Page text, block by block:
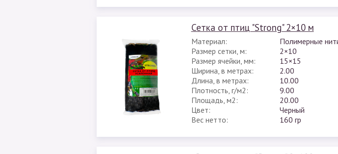
Сетка от птиц "Strong" 2×10 м
Материал:
Полимерные
Размер сетки, м:
2×10
Размер ячейки, мм:
15×15
Ширина, в метрах:
2.00
Длина, в метрах:
10.00
Плотность, г/м2:
9.00
Площадь, м2:
20.00
Цвет:
Черный
Вес нетто:
160 гр